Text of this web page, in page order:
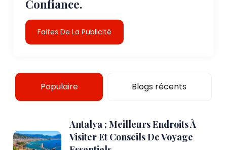
Confiance.
Faites De La Publicité
Populaire Blogs récents
Antalya : Meilleurs Endroits À
Visiter Et Conseils De Voyage